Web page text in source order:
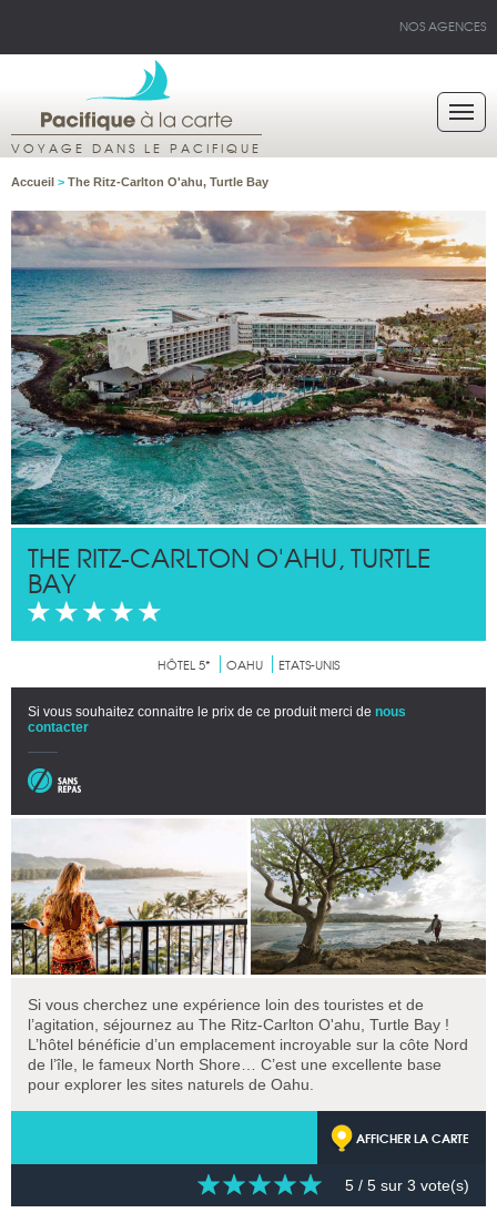
NOS AGENCES
VOYAGE DANS LE PACIFIQUE
Accueil > The Ritz-Carlton O'ahu, Turtle Bay
THE RITZ-CARLTON O'AHU, TURTLE
BAY
HÔTEL 5* OAHU ETATS-UNIS
Si vous souhaitez connaitre le prix de ce produit merci de nous
contacter
Si vous cherchez une expérience loin des touristes et de
l’agitation, séjournez au The Ritz-Carlton O'ahu, Turtle Bay !
L’hôtel bénéficie d’un emplacement incroyable sur la côte Nord
de l’île, le fameux North Shore… C’est une excellente base
pour explorer les sites naturels de Oahu.
AFFICHER LA CARTE
5 / 5 sur 3 vote(s)